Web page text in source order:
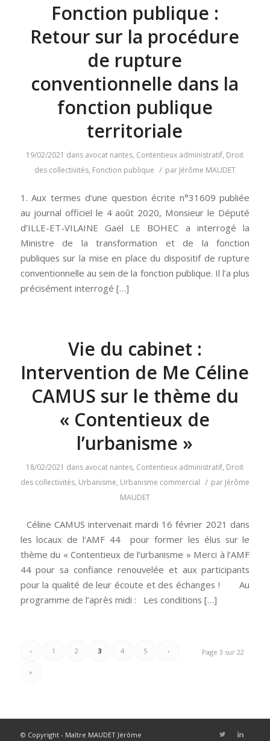
Fonction publique :
Retour sur la procédure
de rupture
conventionnelle dans la
fonction publique
territoriale
19/02/2021 dans avocat nantes, Contentieux administratif, Droit
des collectivités, Fonction publique / par Jérôme MAUDET
1. Aux termes d’une question écrite n°31609 publiée
au journal officiel le 4 août 2020, Monsieur le Député
d’ILLE-ET-VILAINE Gaël LE BOHEC a interrogé la
Ministre de la transformation et de la fonction
publiques sur la mise en place du dispositif de rupture
conventionnelle au sein de la fonction publique. Il l’a plus
précisément interrogé […]
Vie du cabinet :
Intervention de Me Céline
CAMUS sur le thème du
« Contentieux de
l’urbanisme »
18/02/2021 dans avocat nantes, Contentieux administratif, Droit
des collectivités, Urbanisme, Urbanisme commercial / par Jérôme
MAUDET
Céline CAMUS intervenait mardi 16 février 2021 dans
les locaux de l’AMF 44 pour former les élus sur le
thème du « Contentieux de l’urbanisme » Merci à l’AMF
44 pour sa confiance renouvelée et aux participants
pour la qualité de leur écoute et des échanges ! Au
programme de l’après midi : Les conditions […]
Page 3 sur 22
‹ 1 2 3 4 5 ›
»
© Copyright - Maître MAUDET Jérôme